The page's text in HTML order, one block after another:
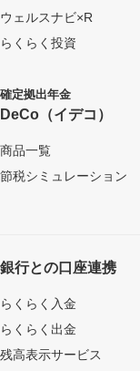
ウェルスナビ×R
らくらく投資
確定拠出年金
（イデコ）
商品一覧
節税シミュレーション
銀行との口座連携
らくらく入金
らくらく出金
残高表示サービス